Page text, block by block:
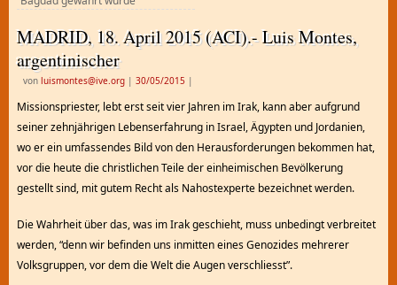
MADRID, 18. April 2015 (ACI).- Luis Montes,
argentinischer
von luismontes@ive.org | 30/05/2015 |
Missionspriester, lebt erst seit vier Jahren im Irak, kann aber aufgrund
seiner zehnjährigen Lebenserfahrung in Israel, Ägypten und Jordanien,
wo er ein umfassendes Bild von den Herausforderungen bekommen hat,
vor die heute die christlichen Teile der einheimischen Bevölkerung
gestellt sind, mit gutem Recht als Nahostexperte bezeichnet werden.
Die Wahrheit über das, was im Irak geschieht, muss unbedingt verbreitet
werden, “denn wir befinden uns inmitten eines Genozides mehrerer
Volksgruppen, vor dem die Welt die Augen verschliesst”.